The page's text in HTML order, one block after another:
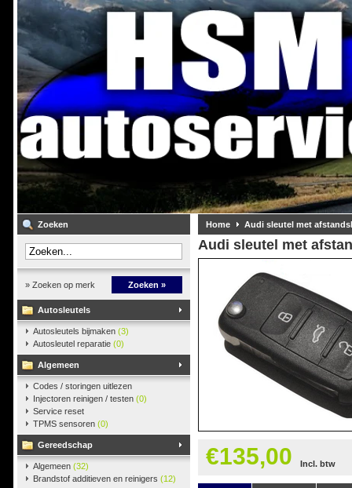
Zoeken
» Zoeken op merk Zoeken »
Autosleutels
Autosleutels bijmaken (3)
Autosleutel reparatie (0)
Algemeen
Codes / storingen uitlezen
Injectoren reinigen / testen (0)
Service reset
TPMS sensoren (0)
Gereedschap
Algemeen (32)
Brandstof additieven en reinigers (12)
Home Audi sleutel met
Audi sleutel met
€135,00 Incl. btw